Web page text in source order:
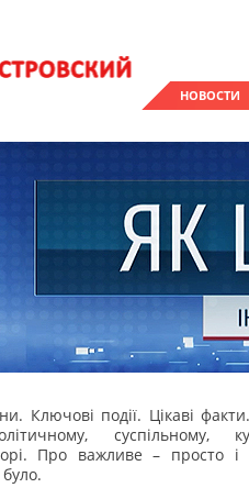
НОВОСТИ
Ключові події. Цікаві
суспільному,
Про важливе – просто і